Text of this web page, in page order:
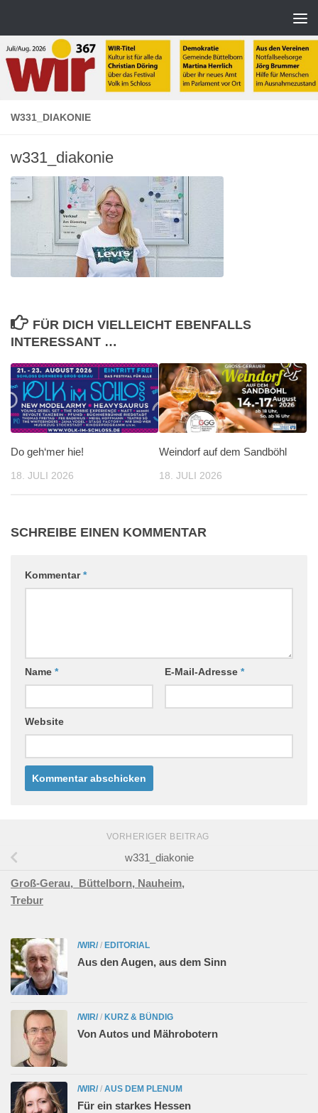
W331_DIAKONIE
w331_diakonie
FÜR DICH VIELLEICHT EBENFALLS
INTERESSANT …
Do geh‘mer hie!
18. JULI 2026
Weindorf auf dem Sandböhl
18. JULI 2026
SCHREIBE EINEN KOMMENTAR
Kommentar*
Name * E-Mail-Adresse *
Website
VORHERIGER BEITRAG
w331_diakonie
Groß-Gerau, Büttelborn, Nauheim,
Trebur
/WIR/ / EDITORIAL
Aus den Augen, aus dem Sinn
/WIR/ / KURZ & BÜNDIG
Von Autos und Mährobotern
/WIR/ / AUS DEM PLENUM
Für ein starkes Hessen